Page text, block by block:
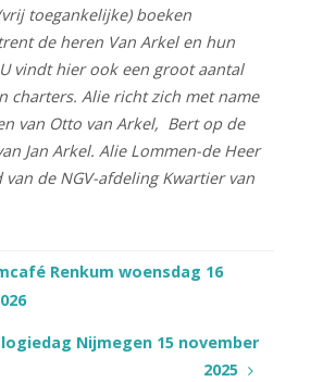
toegankelijke) boeken
de heren Van Arkel en hun
vindt hier ook een groot aantal
charters. Alie richt zich met name
van Otto van Arkel, Bert op de
Jan Arkel. Alie Lommen-de Heer
van de NGV-afdeling Kwartier van
Renkum woensdag 16
Nijmegen 15 november
2025